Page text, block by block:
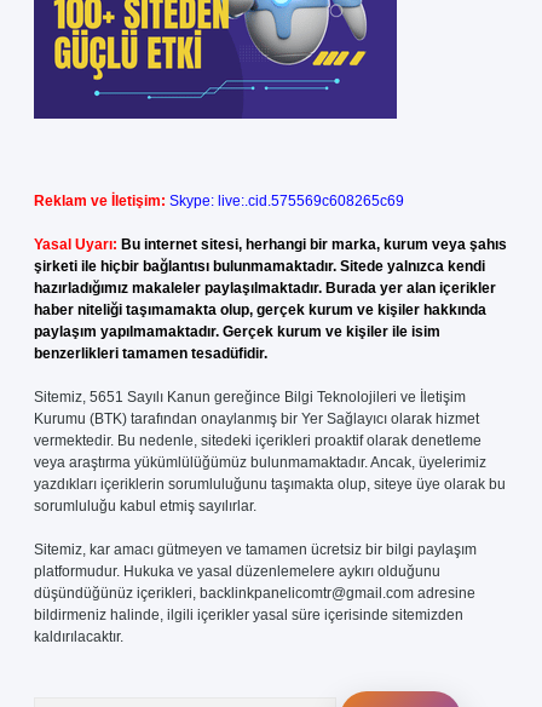
Reklam ve İletişim: Skype: live:.cid.575569c608265c69
Yasal Uyarı: Bu internet sitesi, herhangi bir marka, kurum veya şahıs
şirketi ile hiçbir bağlantısı bulunmamaktadır. Sitede yalnızca kendi
hazırladığımız makaleler paylaşılmaktadır. Burada yer alan içerikler
haber niteliği taşımamakta olup, gerçek kurum ve kişiler hakkında
paylaşım yapılmamaktadır. Gerçek kurum ve kişiler ile isim
benzerlikleri tamamen tesadüfidir.
Sitemiz, 5651 Sayılı Kanun gereğince Bilgi Teknolojileri ve İletişim
Kurumu (BTK) tarafından onaylanmış bir Yer Sağlayıcı olarak hizmet
vermektedir. Bu nedenle, sitedeki içerikleri proaktif olarak denetleme
veya araştırma yükümlülüğümüz bulunmamaktadır. Ancak, üyelerimiz
yazdıkları içeriklerin sorumluluğunu taşımakta olup, siteye üye olarak bu
sorumluluğu kabul etmiş sayılırlar.
Sitemiz, kar amacı gütmeyen ve tamamen ücretsiz bir bilgi paylaşım
platformudur. Hukuka ve yasal düzenlemelere aykırı olduğunu
düşündüğünüz içerikleri, backlinkpanelicomtr@gmail.com adresine
bildirmeniz halinde, ilgili içerikler yasal süre içerisinde sitemizden
kaldırılacaktır.